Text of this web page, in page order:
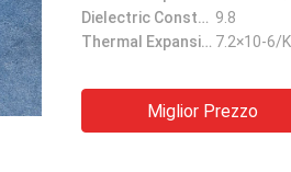
Dielectric Constant: 9.8
Thermal Expansion: 7.2×10-6/K
Miglior Prezzo